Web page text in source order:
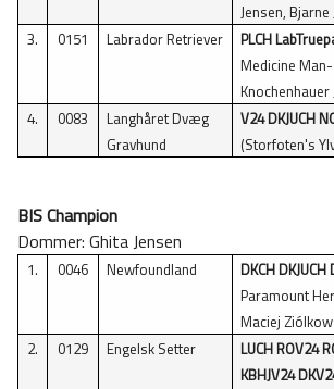
Jensen,
3.
0151 Labrador Retriever
PLCH
Medicine
4.
0083
Langhåret Dvæg
Gravhund
V24 DKJUCH
(Storfoten's
BIS Champion
Dommer: Ghita Jensen
1. 0046 Newfoundland
DKCH
Paramount
Maciej
2.
0129 Engelsk Setter
LUCH ROV24
KBHJV24